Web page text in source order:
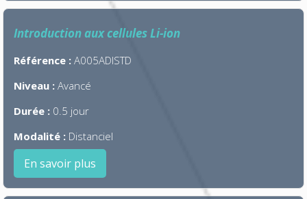
Introduction aux cellules Li-ion
Référence : A005ADISTD
Niveau : Avancé
Durée : 0.5 jour
Modalité : Distanciel
En savoir plus